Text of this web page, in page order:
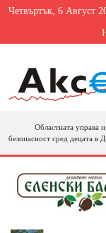
Четвъртък, 6 Август
Областната управа
безопасност сред децата в